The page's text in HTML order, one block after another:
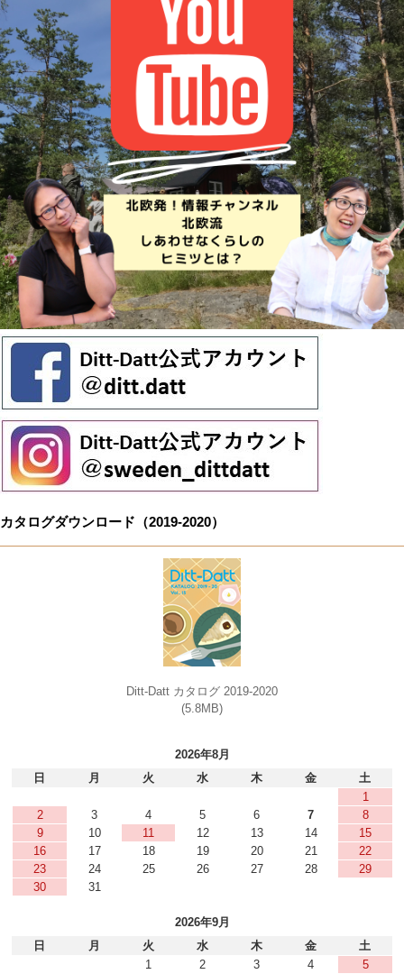
カタログダウンロード（2019-2020）
Ditt-Datt カタログ 2019-2020
(5.8MB)
2026年8月
日
月 火 水 木 金
土
1
2
3 4 5 6 7
8
9
10 11 12 13 14
15
16
17 18 19 20 21
22
23
24 25 26 27 28
29
30
31
2026年9月
日
月 火 水 木 金
土
1
2 3 4 5